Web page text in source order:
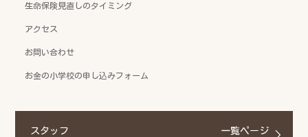
生命保険見直しのタイミング
アクセス
お問い合わせ
お金の小学校の申し込みフォーム
スタッフ 一覧ページ